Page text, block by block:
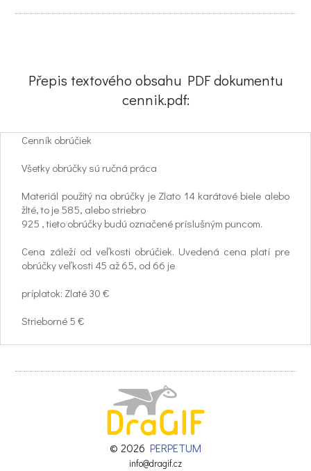
Přepis textového obsahu PDF dokumentu
cennik.pdf:
Cenník obrúčiek
Všetky obrúčky sú ručná práca
Materiál použitý na obrúčky je Zlato 14 karátové biele alebo
žlté, to je 585, alebo striebro
925 , tieto obrúčky budú označené príslušným puncom.
Cena záleží od veľkosti obrúčiek. Uvedená cena platí pre
obrúčky veľkosti 45 až 65, od 66 je
príplatok: Zlaté 30 €
Strieborné 5 €
Uvedené ceny sú vždy za pár
Rhodiovanie : je veľmi tvrdá vrstva najdrahšieho cenného
kovu. Používa sa na striebro ako
ochrana proti zoxidovaniu, na biele zlato aby malo krásne
bielu farbu, a na kombinované obrúčky
© 2026 PERPETUM
info@dragif.cz